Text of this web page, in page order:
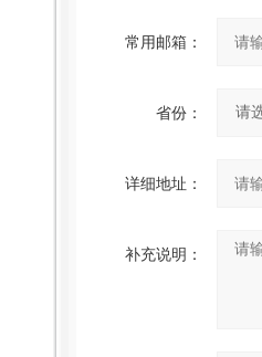
常用邮箱：
省份：
详细地址：
补充说明：